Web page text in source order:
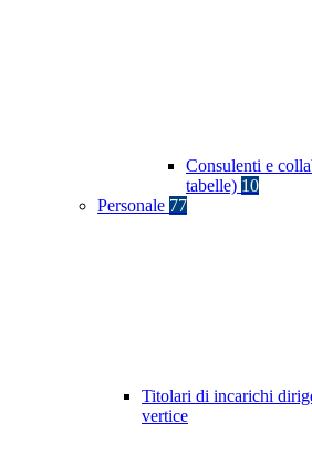
Consulenti e
tabelle) 10
Personale 77
Titolari di incarichi
vertice